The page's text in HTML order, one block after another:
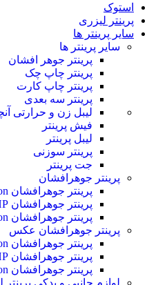
استوک
پرینتر لیزری
سایر پرینتر ها
سایر پرینتر ها
پرینتر جوهر افشان
پرینتر چاپ چک
پرینتر چاپ کارت
پرینتر سه بعدی
لیبل زن و حرارتی
فیش پرینتر
لیبل پرینتر
پرینتر سوزنی
جت پرینتر
پرینتر جوهرافشان
پرینتر جوهرافشان Epson
پرینتر جوهرافشان HP
پرینتر جوهرافشان Canon
پرینتر جوهرافشان عکس
پرینتر جوهرافشان Epson
پرینتر جوهرافشان HP
پرینتر جوهرافشان Canon
لوازم جانبی و یدکی پرینتر